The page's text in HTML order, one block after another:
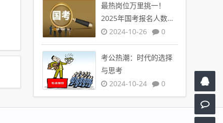
最热岗位万里挑一！
2025年国考报名人数创
新高2024-10-26 0
考公热潮：时代的选择
与思考
2024-10-24
0